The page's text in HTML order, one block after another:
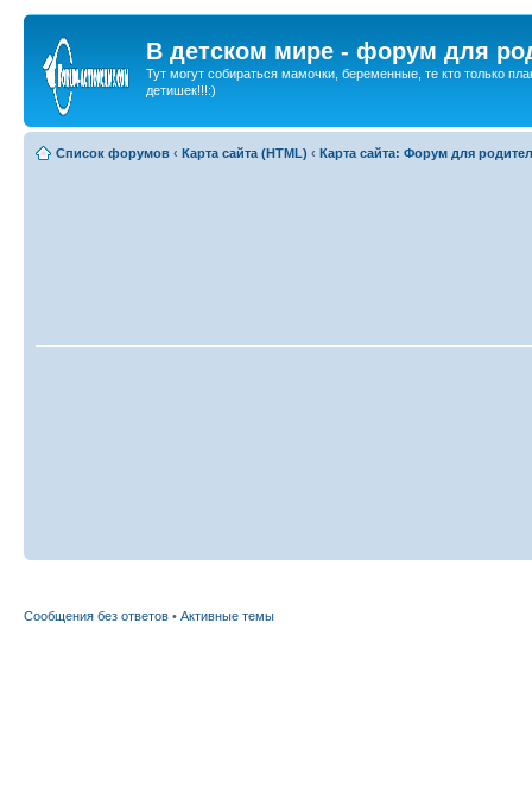
В детском мире - форум для
Тут могут собираться мамочки, беременные, те кто только
детишек!!!:)
Список форумов ‹ Карта сайта (HTML) ‹ Карта сайта: Форум для
Сообщения без ответов • Активные темы